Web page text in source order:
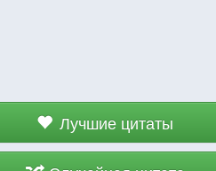
Лучшие цитаты